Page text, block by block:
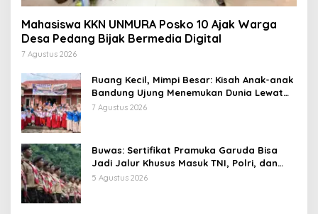
Mahasiswa KKN UNMURA Posko 10 Ajak Warga
Desa Pedang Bijak Bermedia Digital
7 Agustus 2026
Ruang Kecil, Mimpi Besar: Kisah Anak-anak
Bandung Ujung Menemukan Dunia Lewat
Literasi
7 Agustus 2026
Buwas: Sertifikat Pramuka Garuda Bisa
Jadi Jalur Khusus Masuk TNI, Polri, dan
Perguruan Tinggi
5 Agustus 2026